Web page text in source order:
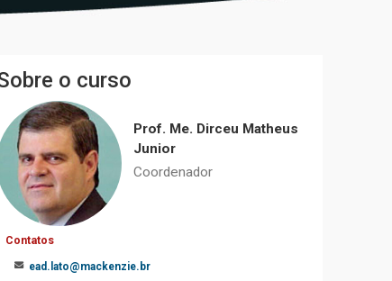
o curso
Prof. Me. Dirceu Matheus
Junior
Coordenador
Contatos
ead.lato@mackenzie.br